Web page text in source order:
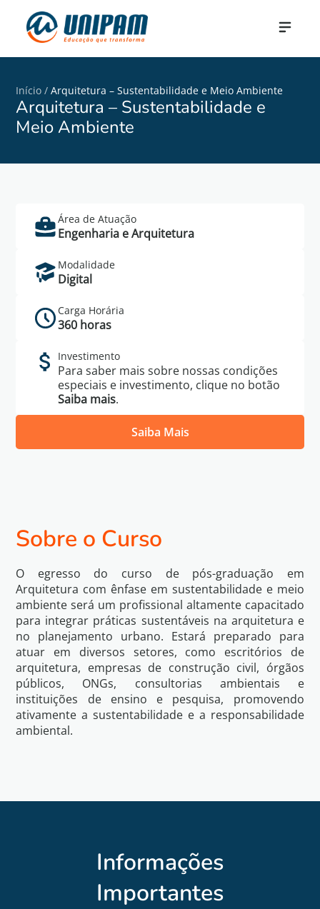
Início / Arquitetura – Sustentabilidade e Meio Ambiente
Arquitetura – Sustentabilidade e
Meio Ambiente
Área de Atuação
Engenharia e Arquitetura
Modalidade
Digital
Carga Horária
360 horas
Investimento
Para saber mais sobre nossas condições
especiais e investimento, clique no botão
Saiba mais.
Saiba Mais
informações do curso de Arquitetura –
Voltar
Quero Saber Mais
Sobre o Curso
O egresso do curso de pós-graduação em
Arquitetura com ênfase em sustentabilidade e meio
ambiente será um profissional altamente capacitado
para integrar práticas sustentáveis na arquitetura e
no planejamento urbano. Estará preparado para
atuar em diversos setores, como escritórios de
arquitetura, empresas de construção civil, órgãos
públicos, ONGs, consultorias ambientais e
instituições de ensino e pesquisa, promovendo
ativamente a sustentabilidade e a responsabilidade
ambiental.
Informações
Importantes